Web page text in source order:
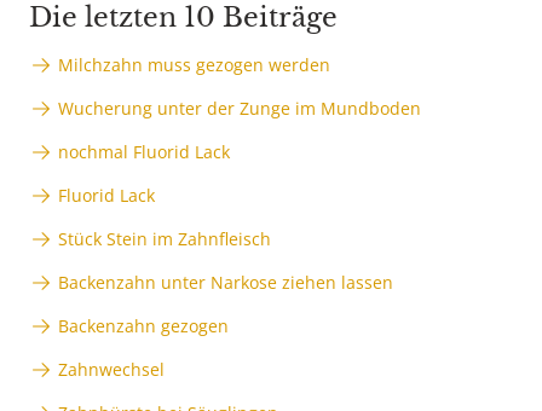
Die letzten 10 Beiträge
Milchzahn muss gezogen werden
Wucherung unter der Zunge im Mundboden
nochmal Fluorid Lack
Fluorid Lack
Stück Stein im Zahnfleisch
Backenzahn unter Narkose ziehen lassen
Backenzahn gezogen
Zahnwechsel